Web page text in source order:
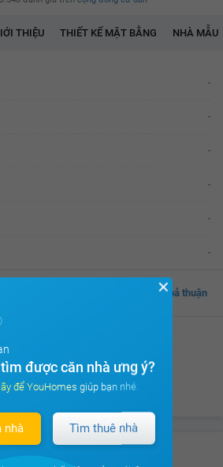
THIỆU THIẾT KẾ MẶT BẰNG NHÀ MẪU
-
-
-
-
-
-
Thoả thuận
✕
được căn nhà ưng ý?
để YouHomes giúp bạn nhé.
nhà Tìm thuê nhà